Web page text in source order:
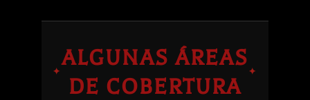
✦
ALGUNAS ÁREAS
DE COBERTURA
✦